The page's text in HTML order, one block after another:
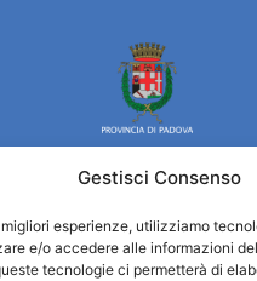
Gestisci Consenso
esperienze, utilizziamo
e/o accedere alle informazioni
tecnologie ci permetterà di